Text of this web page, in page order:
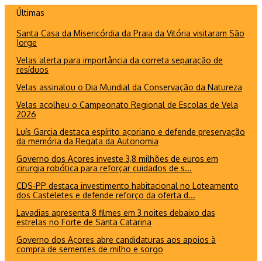
conteúdo
Últimas
Santa Casa da Misericórdia da Praia da Vitória visitaram São
Jorge
Velas alerta para importância da correta separação de
resíduos
Velas assinalou o Dia Mundial da Conservação da Natureza
Velas acolheu o Campeonato Regional de Escolas de Vela
2026
Luís Garcia destaca espírito açoriano e defende preservação
da memória da Regata da Autonomia
Governo dos Açores investe 3,8 milhões de euros em
cirurgia robótica para reforçar cuidados de s...
CDS-PP destaca investimento habitacional no Loteamento
dos Casteletes e defende reforço da oferta d...
Lavadias apresenta 8 filmes em 3 noites debaixo das
estrelas no Forte de Santa Catarina
Governo dos Açores abre candidaturas aos apoios à
compra de sementes de milho e sorgo